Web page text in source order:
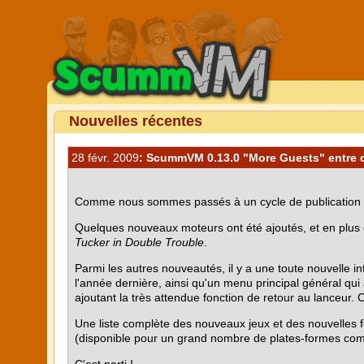
Nouvelles récentes
28 févr. 2009: ScummVM 0.13.0 "More Guests" entre
Comme nous sommes passés à un cycle de publication
Quelques nouveaux moteurs ont été ajoutés, et en
Tucker in Double Trouble
Parmi les autres nouveautés, il y a une toute nouvelle
l'année dernière, ainsi qu'un menu principal général
ajoutant la très attendue fonction de retour au lanceur.
Une liste complète des nouveaux jeux et des nouvelles
(disponible pour un grand nombre de plates-formes